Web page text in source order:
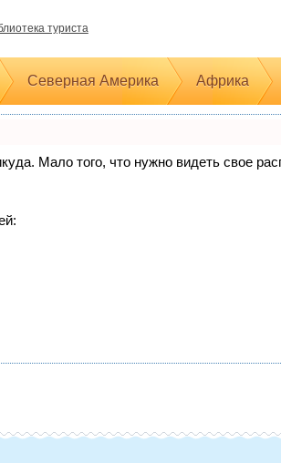
туриста
Северная Америка Африка
Мало того, что нужно видеть свое